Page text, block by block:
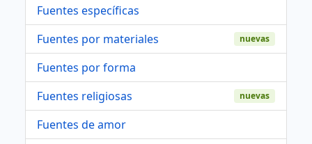
Fuentes específicas
Fuentes por materiales
nuevas
Fuentes por forma
Fuentes religiosas
nuevas
Fuentes de amor